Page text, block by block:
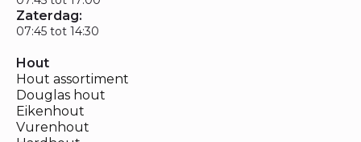
Zaterdag:
07:45 tot 14:30
Hout
Hout assortiment
Douglas hout
Eikenhout
Vurenhout